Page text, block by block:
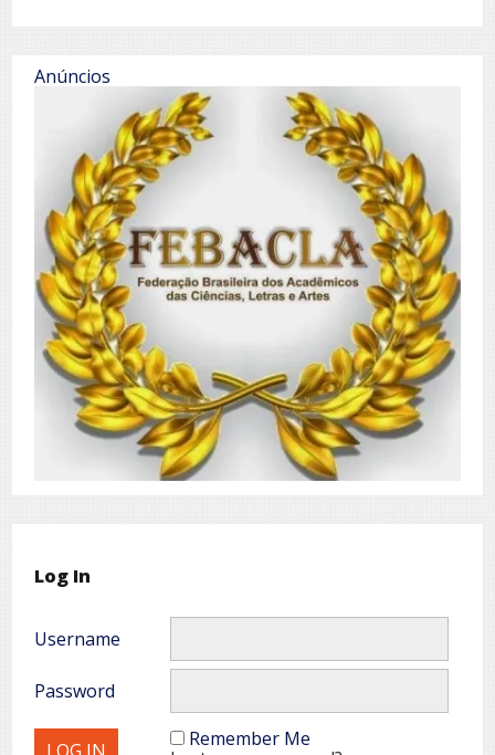
Anúncios
Log In
Username
Password
Remember Me